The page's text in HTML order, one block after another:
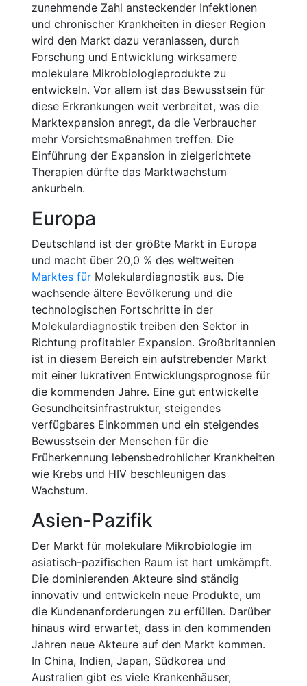
zunehmende Zahl ansteckender Infektionen
und chronischer Krankheiten in dieser Region
wird den Markt dazu veranlassen, durch
Forschung und Entwicklung wirksamere
molekulare Mikrobiologieprodukte zu
entwickeln. Vor allem ist das Bewusstsein für
diese Erkrankungen weit verbreitet, was die
Marktexpansion anregt, da die Verbraucher
mehr Vorsichtsmaßnahmen treffen. Die
Einführung der Expansion in zielgerichtete
Therapien dürfte das Marktwachstum
ankurbeln.
Europa
Deutschland ist der größte Markt in Europa
und macht über 20,0 % des weltweiten
Marktes für Molekulardiagnostik aus. Die
wachsende ältere Bevölkerung und die
technologischen Fortschritte in der
Molekulardiagnostik treiben den Sektor in
Richtung profitabler Expansion. Großbritannien
ist in diesem Bereich ein aufstrebender Markt
mit einer lukrativen Entwicklungsprognose für
die kommenden Jahre. Eine gut entwickelte
Gesundheitsinfrastruktur, steigendes
verfügbares Einkommen und ein steigendes
Bewusstsein der Menschen für die
Früherkennung lebensbedrohlicher Krankheiten
wie Krebs und HIV beschleunigen das
Wachstum.
Asien-Pazifik
Der Markt für molekulare Mikrobiologie im
asiatisch-pazifischen Raum ist hart umkämpft.
Die dominierenden Akteure sind ständig
innovativ und entwickeln neue Produkte, um
die Kundenanforderungen zu erfüllen. Darüber
hinaus wird erwartet, dass in den kommenden
Jahren neue Akteure auf den Markt kommen.
In China, Indien, Japan, Südkorea und
Australien gibt es viele Krankenhäuser,